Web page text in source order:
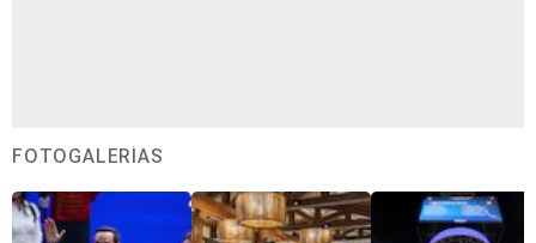
FOTOGALERÍAS